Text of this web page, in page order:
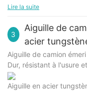
gypse, etc., avec une
Lire la suite
3
Aiguille de
acier
Aiguille de camion émeri
Dur, résistant à l'usure
Aiguille en acier